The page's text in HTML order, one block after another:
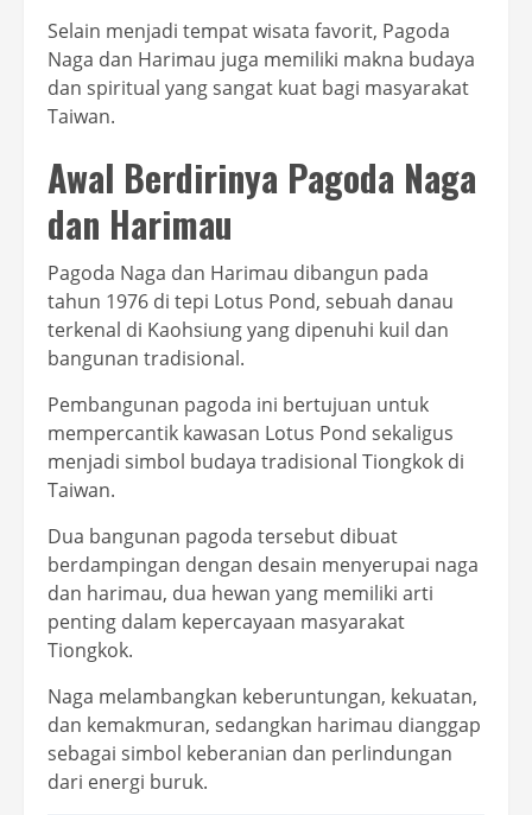
Selain menjadi tempat wisata favorit, Pagoda
Naga dan Harimau juga memiliki makna budaya
dan spiritual yang sangat kuat bagi masyarakat
Taiwan.
Awal Berdirinya Pagoda Naga
dan Harimau
Pagoda Naga dan Harimau dibangun pada
tahun 1976 di tepi Lotus Pond, sebuah danau
terkenal di Kaohsiung yang dipenuhi kuil dan
bangunan tradisional.
Pembangunan pagoda ini bertujuan untuk
mempercantik kawasan Lotus Pond sekaligus
menjadi simbol budaya tradisional Tiongkok di
Taiwan.
Dua bangunan pagoda tersebut dibuat
berdampingan dengan desain menyerupai naga
dan harimau, dua hewan yang memiliki arti
penting dalam kepercayaan masyarakat
Tiongkok.
Naga melambangkan keberuntungan, kekuatan,
dan kemakmuran, sedangkan harimau dianggap
sebagai simbol keberanian dan perlindungan
dari energi buruk.